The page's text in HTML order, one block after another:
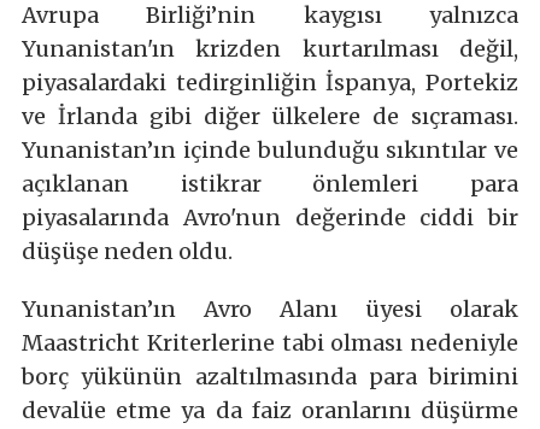
Avrupa Birliği’nin kaygısı yalnızca
Yunanistan'ın krizden kurtarılması değil,
piyasalardaki tedirginliğin İspanya, Portekiz
ve İrlanda gibi diğer ülkelere de sıçraması.
Yunanistan’ın içinde bulunduğu sıkıntılar ve
açıklanan istikrar önlemleri para
piyasalarında Avro'nun değerinde ciddi bir
düşüşe neden oldu.
Yunanistan’ın Avro Alanı üyesi olarak
Maastricht Kriterlerine tabi olması nedeniyle
borç yükünün azaltılmasında para birimini
devalüe etme ya da faiz oranlarını düşürme